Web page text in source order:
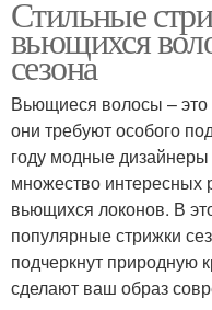
Стильные
вьющихся
сезона
Вьющиеся волосы –
они требуют особого
году модные
множество интересных
вьющихся локонов. В
популярные стрижки
подчеркнут природную
сделают ваш образ